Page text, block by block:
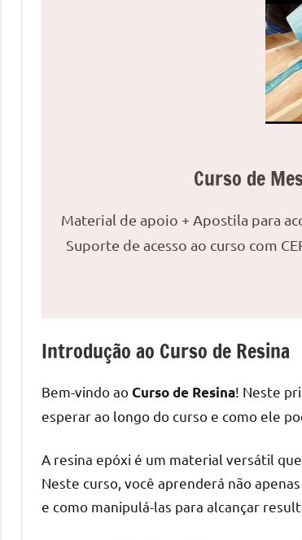
Curso de
Material de apoio + Apostila para
Suporte de acesso ao curso com
Introdução ao Curso de Resina
Bem-vindo aoCurso de Resina! Neste
esperar ao longo do curso e como ele
A resina epóxi é um material versátil
Neste curso, você aprenderá não
e como manipulá-las para alcançar